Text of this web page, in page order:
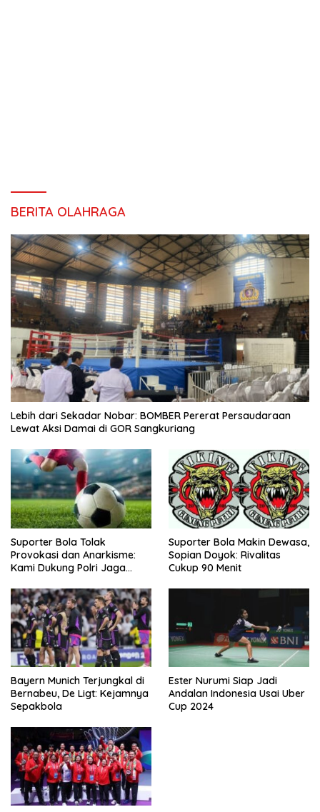
BERITA OLAHRAGA
Lebih dari Sekadar Nobar: BOMBER Pererat Persaudaraan
Lewat Aksi Damai di GOR Sangkuriang
Suporter Bola Tolak
Provokasi dan Anarkisme:
Kami Dukung Polri Jaga
Suporter Bola Makin Dewasa,
Sopian Doyok: Rivalitas
Cukup 90 Menit
Bayern Munich Terjungkal di
Bernabeu, De Ligt: Kejamnya
Sepakbola
Ester Nurumi Siap Jadi
Andalan Indonesia Usai Uber
Cup 2024